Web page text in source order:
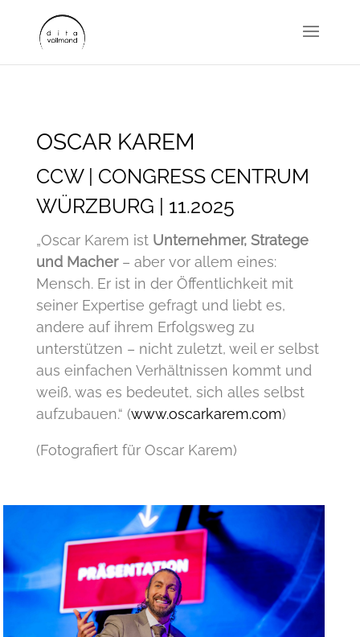
OSCAR KAREM
CCW | CONGRESS CENTRUM
WÜRZBURG | 11.2025
„Oscar Karem ist Unternehmer, Stratege
und Macher– aber vor allem eines:
Mensch. Er ist in der Öffentlichkeit mit
seiner Expertise gefragt und liebt es,
andere auf ihrem Erfolgsweg zu
unterstützen – nicht zuletzt, weil er selbst
aus einfachen Verhältnissen kommt und
weiß, was es bedeutet, sich alles selbst
aufzubauen.“ (www.oscarkarem.com)
(Fotografiert für Oscar Karem)